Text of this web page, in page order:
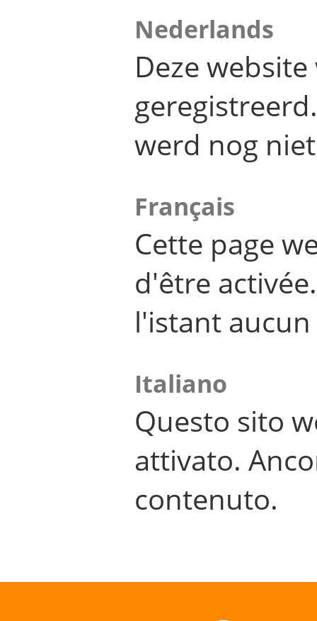
Nederlands
Deze
werd nog
Français
Cette page
d'être
l'istant
Italiano
Questo sito
attivato.
contenuto.